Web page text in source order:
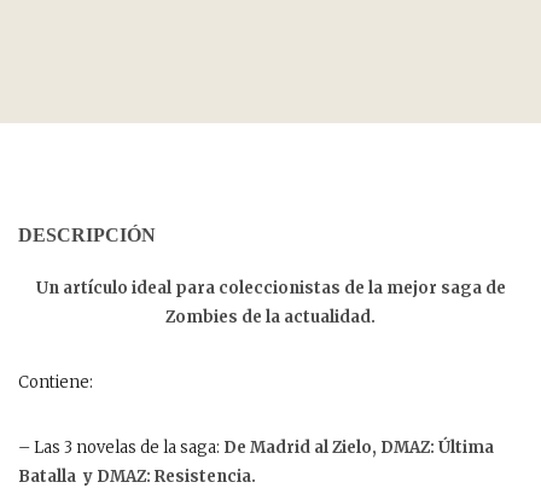
DESCRIPCIÓN
Un artículo ideal para coleccionistas de la mejor saga de
Zombies de la actualidad.
Contiene:
– Las 3 novelas de la saga: De Madrid al Zielo, DMAZ: Última
Batalla y DMAZ: Resistencia.